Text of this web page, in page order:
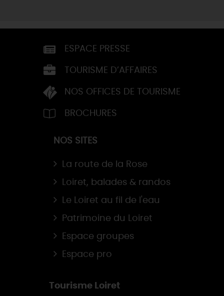
ESPACE PRESSE
TOURISME D’AFFAIRES
NOS OFFICES DE TOURISME
BROCHURES
NOS SITES
La route de la Rose
Loiret, balades & randos
Le Loiret au fil de l'eau
Patrimoine du Loiret
Espace groupes
Espace pro
Tourisme Loiret